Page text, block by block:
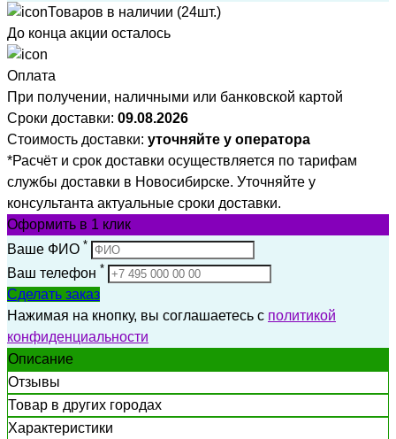
Товаров в наличии (24шт.)
До конца акции осталось
Оплата
При получении, наличными или банковской картой
Сроки доставки: 09.08.2026
Стоимость доставки: уточняйте у оператора
*Расчёт и срок доставки осуществляется по тарифам
службы доставки в Новосибирске. Уточняйте у
консультанта актуальные сроки доставки.
Оформить в 1 клик
Ваше ФИО *
Ваш телефон *
Сделать заказ
Нажимая на кнопку, вы соглашаетесь с политикой
конфиденциальности
Описание
Отзывы
Товар в других городах
Характеристики